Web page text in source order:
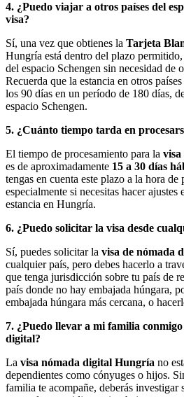
4. ¿Puedo viajar a otros países del
visa?
Sí, una vez que obtienes la Tarjeta
Hungría está dentro del plazo
del espacio Schengen sin necesidad de
Recuerda que la estancia en otros
los 90 días en un período de 180 días,
espacio Schengen.
5. ¿Cuánto tiempo tarda en
El tiempo de procesamiento para la
es de aproximadamente 15 a 30 días
tengas en cuenta este plazo a la hora
especialmente si necesitas hacer
estancia en Hungría.
6. ¿Puedo solicitar la visa desde
Sí, puedes solicitar la visa de nómada
cualquier país, pero debes hacerlo a
que tenga jurisdicción sobre tu país de
país donde no hay embajada húngara,
embajada húngara más cercana, o
7. ¿Puedo llevar a mi familia
digital?
La visa nómada digital Hungría no
dependientes como cónyuges o hijos.
familia te acompañe, deberás investigar